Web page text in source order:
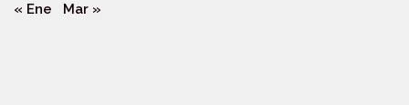
« Ene
Mar »